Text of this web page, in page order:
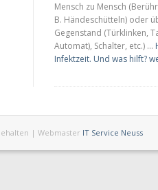
Mensch zu Mensch
B. Händeschütteln) oder
Gegenstand (Türklinken,
Automat), Schalter, etc.) …
Infektzeit. Und was hilft?
| Webmaster IT Service Neuss